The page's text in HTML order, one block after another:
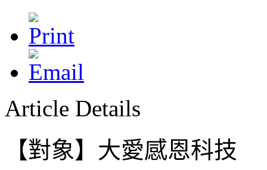
Article Details
【對象】大愛感恩科技